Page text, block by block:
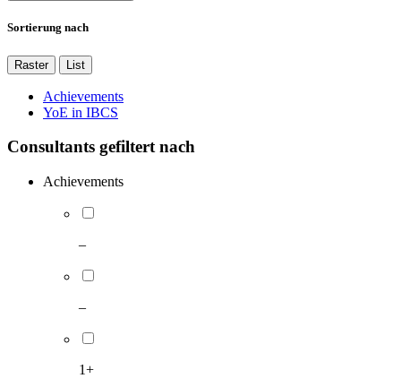
Sortierung nach
Raster List
Achievements
YoE in IBCS
Consultants gefiltert nach
Achievements
–
–
1+